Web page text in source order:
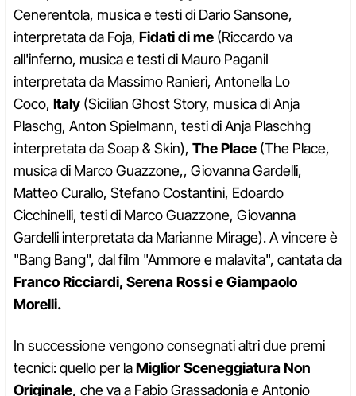
Cenerentola, musica e testi di Dario Sansone,
interpretata da Foja, Fidati di me (Riccardo va
all'inferno, musica e testi di Mauro PaganiI
interpretata da Massimo Ranieri, Antonella Lo
Coco, Italy (Sicilian Ghost Story, musica di Anja
Plaschg, Anton Spielmann, testi di Anja Plaschhg
interpretata da Soap & Skin), The Place (The Place,
musica di Marco Guazzone,, Giovanna Gardelli,
Matteo Curallo, Stefano Costantini, Edoardo
Cicchinelli, testi di Marco Guazzone, Giovanna
Gardelli interpretata da Marianne Mirage). A vincere è
"Bang Bang", dal film "Ammore e malavita", cantata da
Franco Ricciardi, Serena Rossi e Giampaolo
Morelli.
In successione vengono consegnati altri due premi
tecnici: quello per laMiglior Sceneggiatura Non
Originale, che va a Fabio Grassadonia e Antonio